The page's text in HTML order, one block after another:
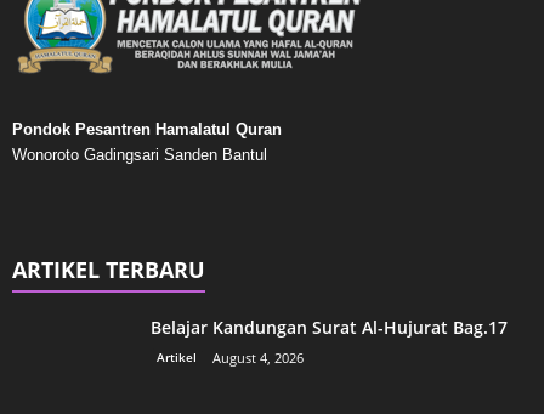
Pondok Pesantren Hamalatul Quran
Wonoroto Gadingsari Sanden Bantul
ARTIKEL TERBARU
Belajar Kandungan Surat Al-Hujurat Bag.17
Artikel August 4, 2026